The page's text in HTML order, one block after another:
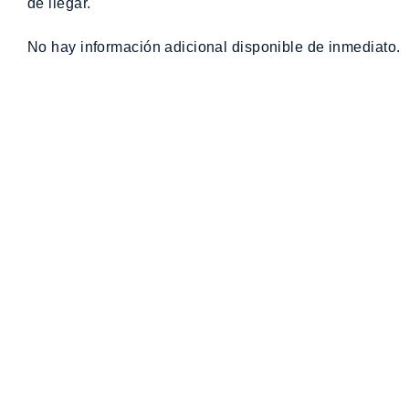
No hay información adicional disponible de inmediato.